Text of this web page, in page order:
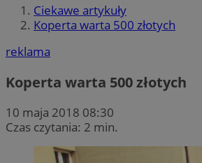
Ciekawe artykuły
Koperta warta 500 złotych
reklama
Koperta warta 500 złotych
10 maja 2018 08:30
Czas czytania: 2 min.